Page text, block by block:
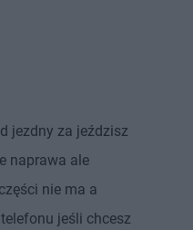
jezdny za jeździsz
naprawa ale
nie ma a
jeśli chcesz